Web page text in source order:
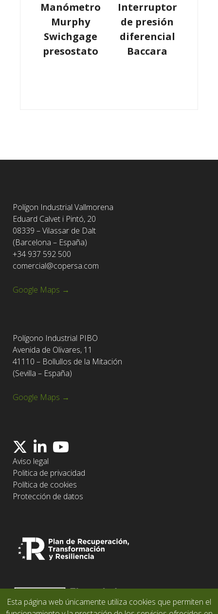
Manómetro
Murphy
Swichgage
presostato
Interruptor
de presión
diferencial
Baccara
Polígon Industrial Vallmorena
Eduard Calvet i Pintó, 20
08339 – Vilassar de Dalt
(Barcelona – España)
+34 937 592 500
comercial@copersa.com
Google Maps →
Polígono Industrial PIBO
Avenida de Olivares, 11
41110 – Bollullos de la Mitación
(Sevilla – España)
Google Maps →
Aviso legal
Politica de privacidad
Política de cookies
Protección de datos
Esta página web únicamente utiliza cookies que permiten el